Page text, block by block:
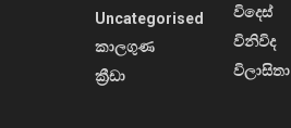
Uncategorised
කාලගුණ
ක්‍රීඩා
විදෙස්
විනිවිද
විලාසිතා